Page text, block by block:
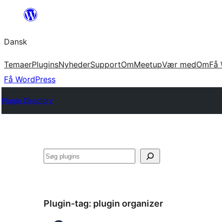
Spring
indhold
Dansk
TemaerPluginsNyhederSupportOmMeetupVær medOmFå
Få WordPress
Plugin Directory
Søg
Plugin-tag: plugin organizer